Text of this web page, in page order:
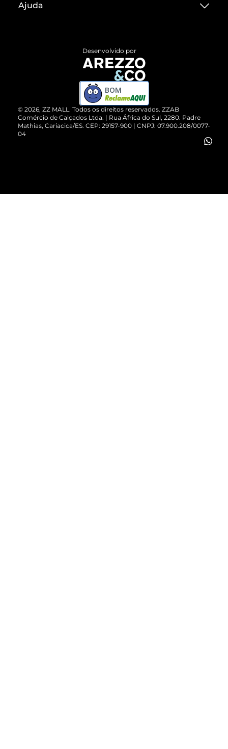
Termos de Uso
ZZ MALL é confiável
Cartão Presente
Vendas Corporativas
Ajuda
Devolução do Produto
Compre pelo WhatsApp
© 2026, ZZ MALL. Todos os direitos reservados. ZZAB
Comércio de Calçados Ltda. | Rua África do Sul, 2280. Padre
Mathias, Cariacica/ES. CEP: 29157-900 | CNPJ: 07.900.208/0077-
04
Desenvolvido por
BOM